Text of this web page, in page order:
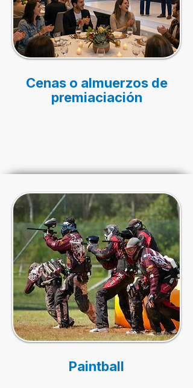
Cenas o almuerzos de
premiaciación
Paintball